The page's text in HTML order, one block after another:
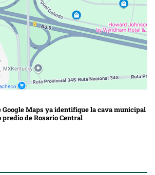
Google Maps ya identifique la cava municipal
predio de Rosario Central